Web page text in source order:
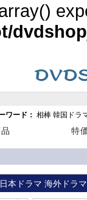
ワード： 相棒 韓国ドラ
特
日本ドラマ 海外ドラ